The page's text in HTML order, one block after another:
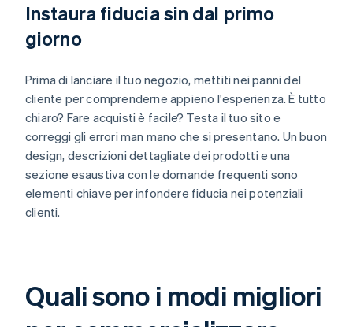
Instaura fiducia sin dal primo
giorno
Prima di lanciare il tuo negozio, mettiti nei panni del
cliente per comprenderne appieno l'esperienza. È tutto
chiaro? Fare acquisti è facile? Testa il tuo sito e
correggi gli errori man mano che si presentano. Un buon
design, descrizioni dettagliate dei prodotti e una
sezione esaustiva con le domande frequenti sono
elementi chiave per infondere fiducia nei potenziali
clienti.
Quali sono i modi migliori